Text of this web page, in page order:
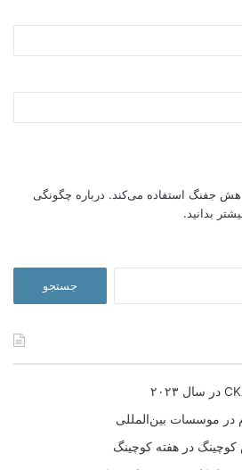
محمدی فاضل
جفنگ استفاده می‌کند. درباره چگونگی
بدانید.
در موسسات بین‌المللی
در هفته کوچینگ